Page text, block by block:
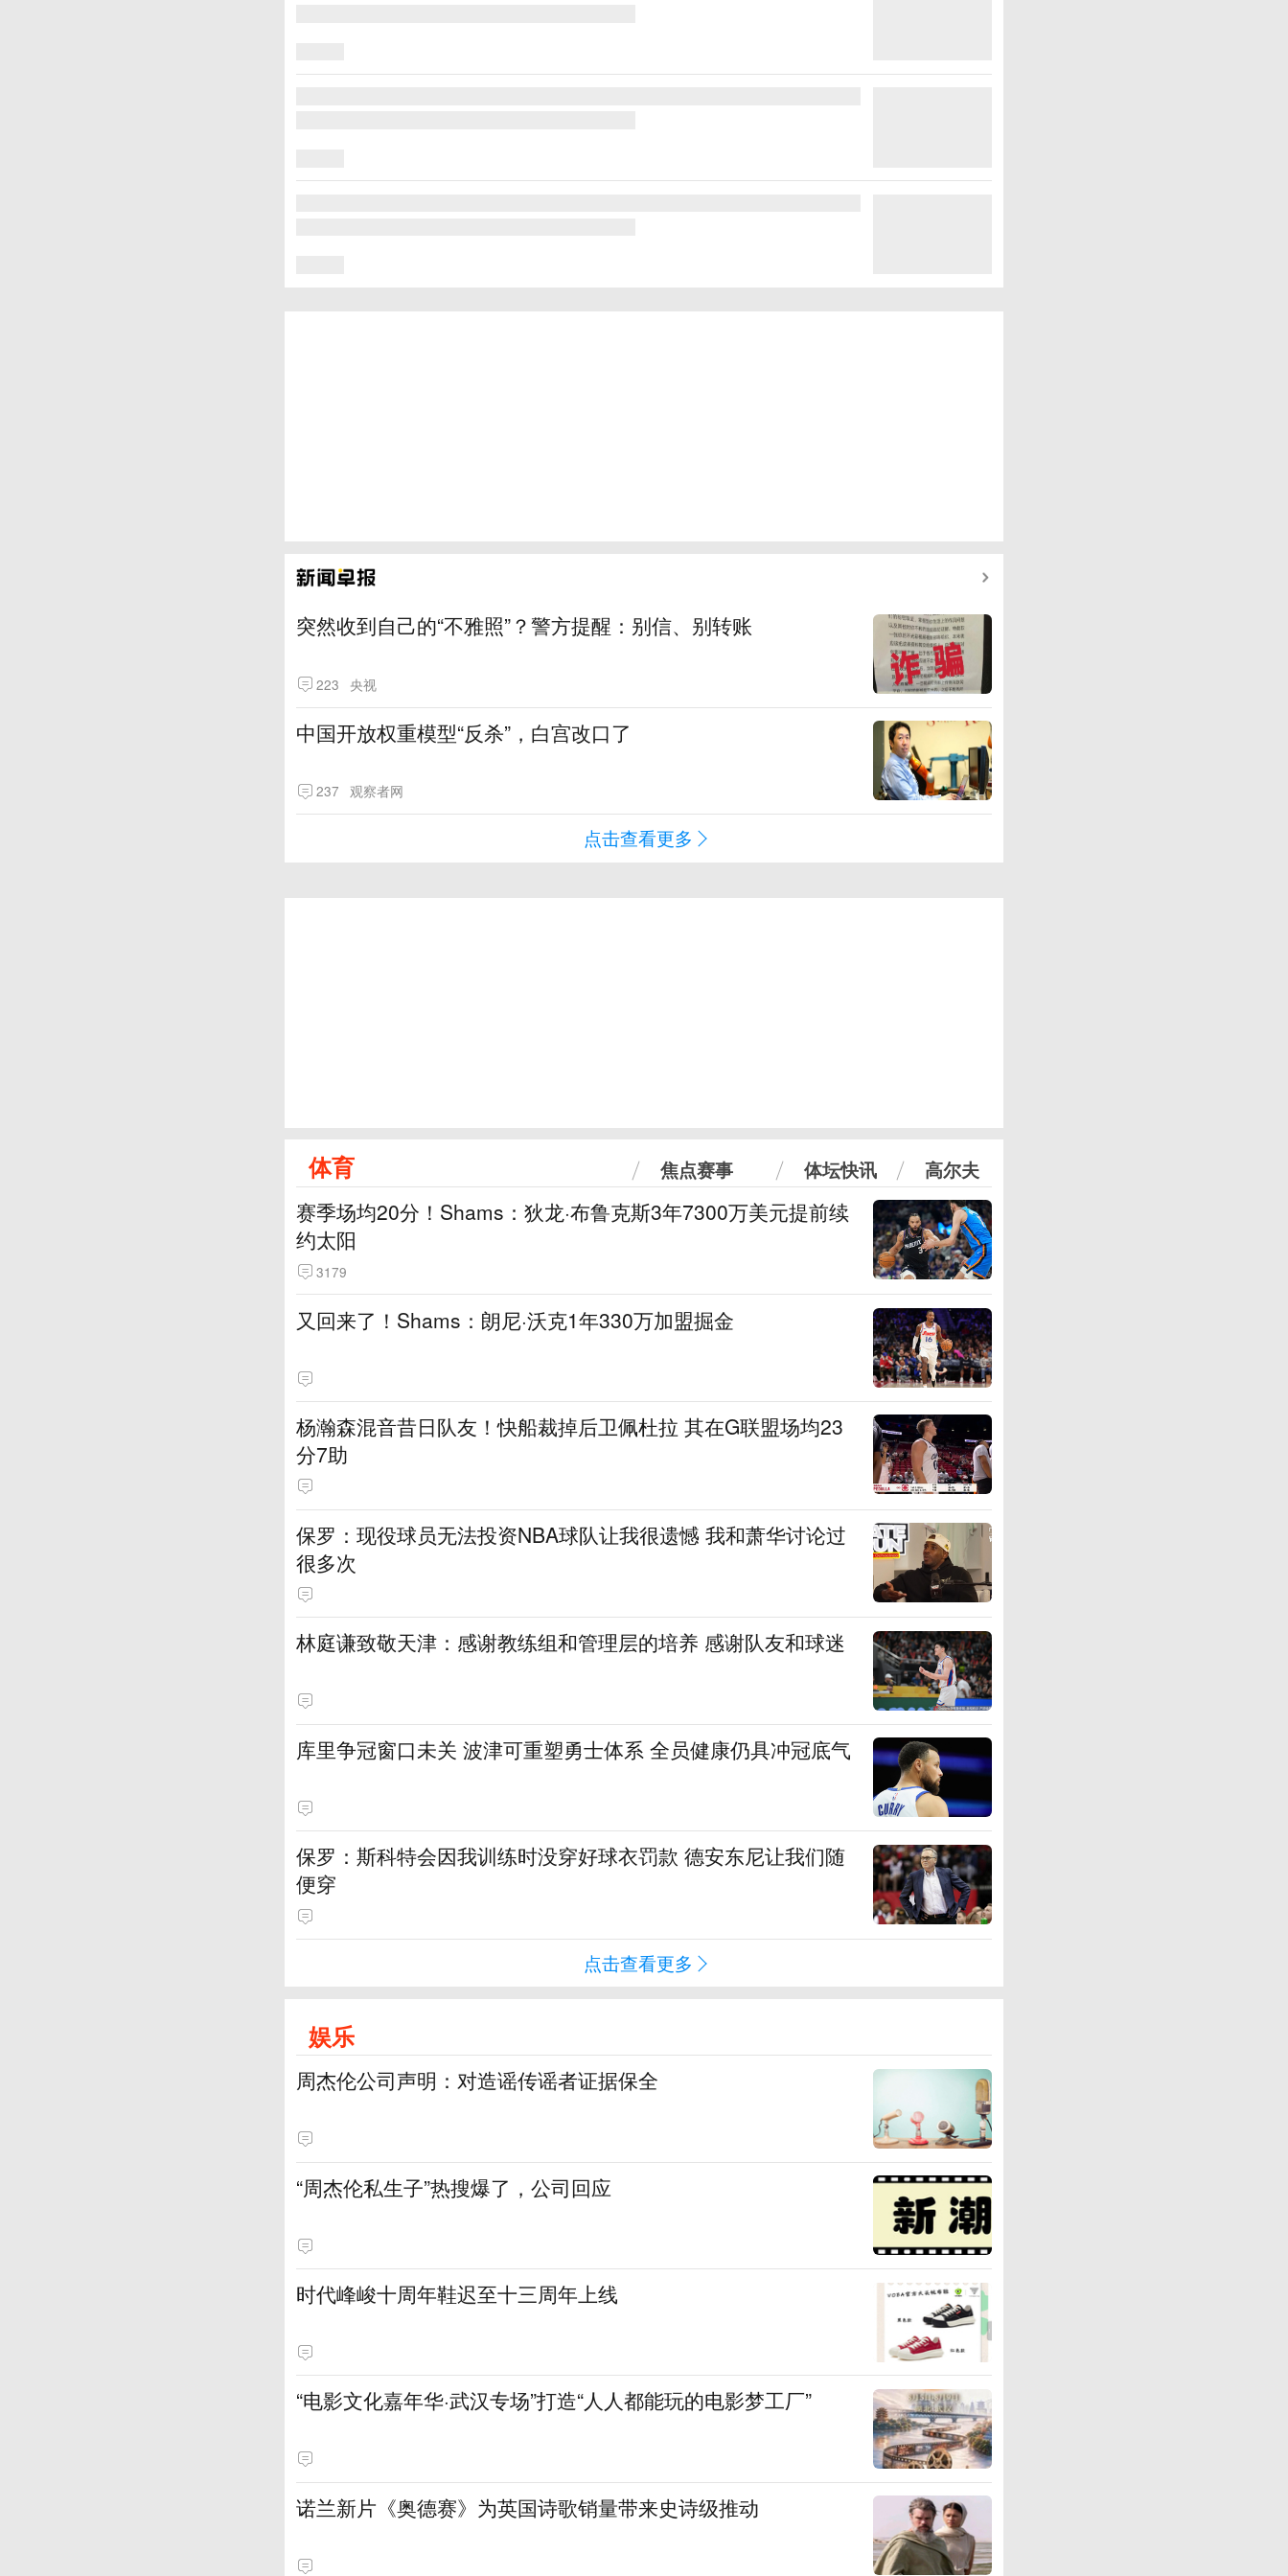
突然收到自己的“不雅照”？警方提醒：别信、别转账
223 央视
中国开放权重模型“反杀”，白宫改口了
237 观察者网
点击查看更多
体育 焦点赛事 体坛快讯 高尔夫
赛季场均20分！Shams：狄龙·布鲁克斯3年7300万美元提前续
约太阳
3179
又回来了！Shams：朗尼·沃克1年330万加盟掘金
杨瀚森混音昔日队友！快船裁掉后卫佩杜拉 其在G联盟场均23
分7助
保罗：现役球员无法投资NBA球队让我很遗憾 我和萧华讨论过
很多次
林庭谦致敬天津：感谢教练组和管理层的培养 感谢队友和球迷
库里争冠窗口未关 波津可重塑勇士体系 全员健康仍具冲冠底气
保罗：斯科特会因我训练时没穿好球衣罚款 德安东尼让我们随
便穿
点击查看更多
娱乐
周杰伦公司声明：对造谣传谣者证据保全
“周杰伦私生子”热搜爆了，公司回应
时代峰峻十周年鞋迟至十三周年上线
“电影文化嘉年华·武汉专场”打造“人人都能玩的电影梦工厂”
诺兰新片《奥德赛》为英国诗歌销量带来史诗级推动